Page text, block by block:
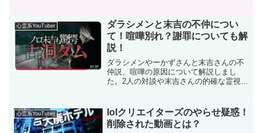
心霊系YouTuber
ダラシメンと末吉の不仲につい
て！喧嘩別れ？謝罪についても解
説！
ダラシメンやーかずさんと末吉さんの不
仲説、喧嘩の原因について解説しまし
た。2人の対談や末吉さんの的確な霊視が
あったのかについて説明したいと思いま
す。
心霊系YouTuber
lolクリエイターズのやらせ疑惑！
削除された動画とは？